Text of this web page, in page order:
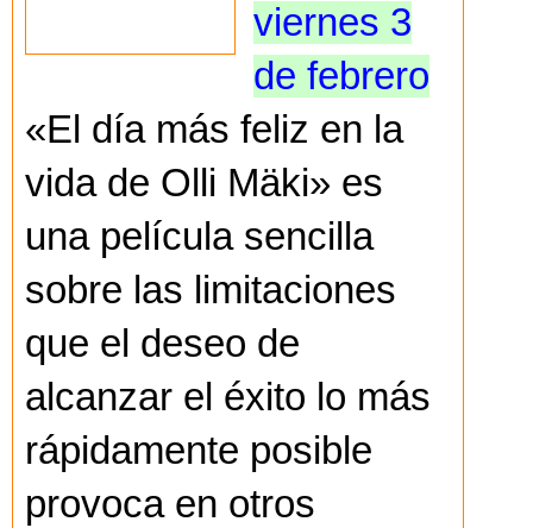
viernes 3
de febrero
«El día más feliz en la
vida de Olli Mäki» es
una película sencilla
sobre las limitaciones
que el deseo de
alcanzar el éxito lo más
rápidamente posible
provoca en otros